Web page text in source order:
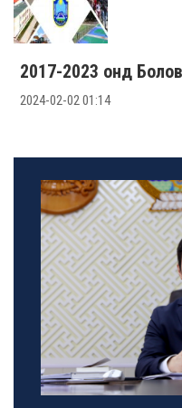
2017-2023 онд
2024-02-02 01:14
Promotion of